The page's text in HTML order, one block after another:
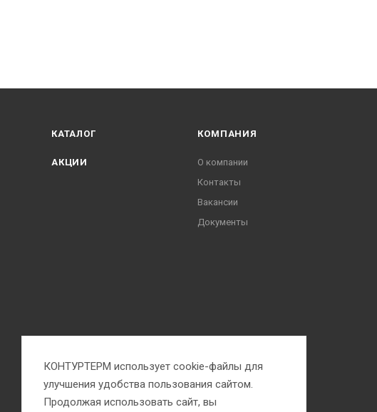
КАТАЛОГ
АКЦИИ
КОМПАНИЯ
О компании
Контакты
Вакансии
Документы
КОНТУРТЕРМ использует cookie-файлы для
улучшения удобства пользования сайтом.
Продолжая использовать сайт, вы